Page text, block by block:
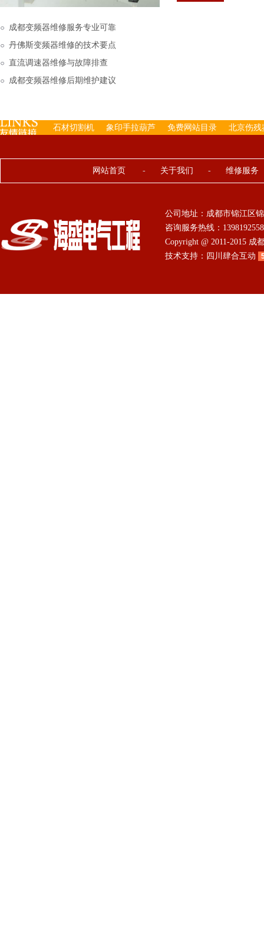
下来的，机内已经存有
成都变频器维修服务专业可靠
丹佛斯变频器维修的技术要点
直流调速器维修与故障排查
成都变频器维修后期维护建议
石材切割机 象印手拉葫芦 免费网站目录 北京伤残
网站首页 - 关于我们 - 维修服务
公司地址：成都市锦江区
咨询服务热线：
Copyright @ 2011-2015
技术支持： 四川肆合互动